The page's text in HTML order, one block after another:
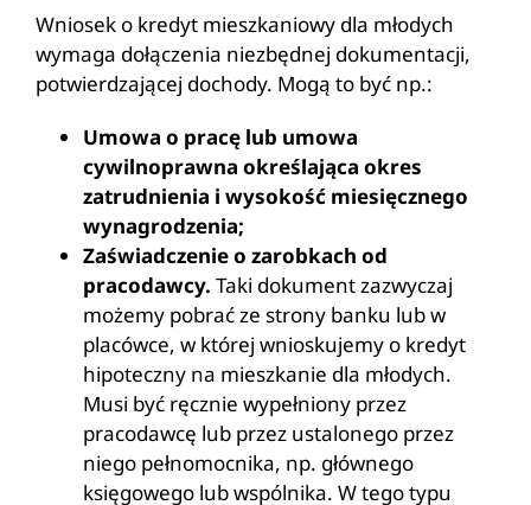
Wniosek o kredyt mieszkaniowy dla młodych
wymaga dołączenia niezbędnej dokumentacji,
potwierdzającej dochody. Mogą to być np.:
Umowa o pracę lub umowa
cywilnoprawna określająca okres
zatrudnienia i wysokość miesięcznego
wynagrodzenia;
Zaświadczenie o zarobkach od
pracodawcy. Taki dokument zazwyczaj
możemy pobrać ze strony banku lub w
placówce, w której wnioskujemy o kredyt
hipoteczny na mieszkanie dla młodych.
Musi być ręcznie wypełniony przez
pracodawcę lub przez ustalonego przez
niego pełnomocnika, np. głównego
księgowego lub wspólnika. W tego typu